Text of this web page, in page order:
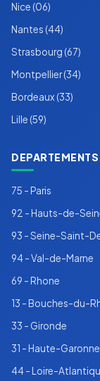
Nice (06)
Nantes (44)
Strasbourg (67)
Montpellier (34)
Bordeaux (33)
Lille (59)
75 - Paris
92 - Hauts-de-
93 - Seine-Saint-
94 - Val-de-Marne
69 - Rhone
13 - Bouches-du-
33 - Gironde
31 - Haute-Garonne
44 - Loire-